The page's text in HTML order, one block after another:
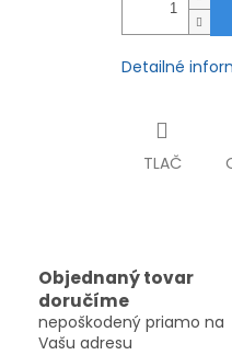
Detailné
TLAČ
Objednaný tovar
doručíme
nepoškodený priamo na
Vašu adresu